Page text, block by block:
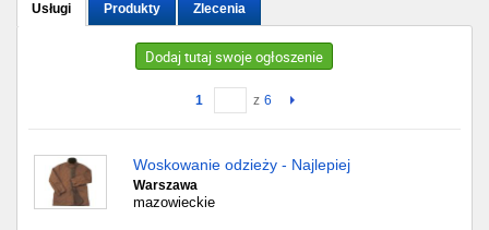
Usługi Produkty Zlecenia
Dodaj tutaj swoje ogłoszenie
1 z 6
Woskowanie odzieży - Najlepiej
Warszawa
mazowieckie
Katowice
Chorzów